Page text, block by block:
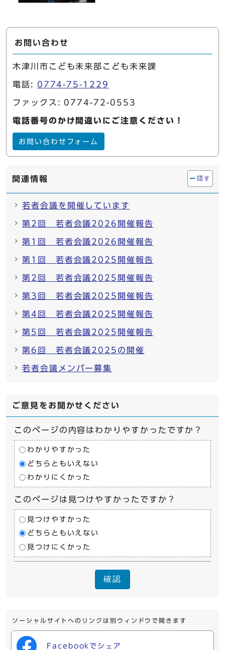
お問い合わせ
木津川市こども未来部こども未来課
電話: 0774-75-1229
ファックス: 0774-72-0553
電話番号のかけ間違いにご注意ください！
お問い合わせフォーム
関連情報 隠す
若者会議を開催しています
第2回 若者会議2026開催報告
第1回 若者会議2026開催報告
第1回 若者会議2025開催報告
第2回 若者会議2025開催報告
第3回 若者会議2025開催報告
第4回 若者会議2025開催報告
第5回 若者会議2025開催報告
第6回 若者会議2025の開催
若者会議メンバー募集
ご意見をお聞かせください
このページの内容はわかりやすかったですか？
わかりやすかった
どちらともいえない
わかりにくかった
このページは見つけやすかったですか？
見つけやすかった
どちらともいえない
見つけにくかった
確認
ソーシャルサイトへのリンクは別ウィンドウで開きます
Facebookでシェア